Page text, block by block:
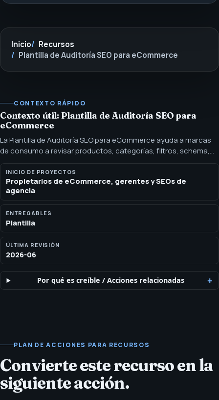
Inicio
Recursos
Plantilla de Auditoría SEO para eCommerce
CONTEXTO RÁPIDO
Contexto útil: Plantilla de Auditoría SEO para
eCommerce
La Plantilla de Auditoría SEO para eCommerce ayuda a marcas
de consumo a revisar productos, categorías, filtros, schema,
contenido y preparación para AI-search. Solicita la Plantilla de
Auditoría SEO para eCommerce de SEOH para páginas de
producto, arquitectura de categorías, navegación facetada,
schema y AI search.
INICIO DE PROYECTOS
Propietarios de eCommerce, gerentes y SEOs de
agencia
ENTREGABLES
Plantilla
ÚLTIMA REVISIÓN
2026-06
Por qué es creíble / Acciones relacionadas
PLAN DE ACCIONES PARA RECURSOS
Convierte este recurso en la
siguiente acción.